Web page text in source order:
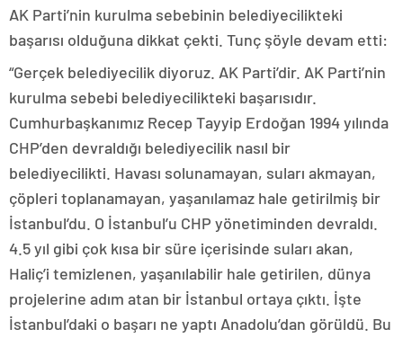
AK Parti’nin kurulma sebebinin belediyecilikteki
başarısı olduğuna dikkat çekti. Tunç şöyle devam etti:
“Gerçek belediyecilik diyoruz. AK Parti’dir. AK Parti’nin
kurulma sebebi belediyecilikteki başarısıdır.
Cumhurbaşkanımız Recep Tayyip Erdoğan 1994 yılında
CHP’den devraldığı belediyecilik nasıl bir
belediyecilikti. Havası solunamayan, suları akmayan,
çöpleri toplanamayan, yaşanılamaz hale getirilmiş bir
İstanbul’du. O İstanbul’u CHP yönetiminden devraldı.
4.5 yıl gibi çok kısa bir süre içerisinde suları akan,
Haliç’i temizlenen, yaşanılabilir hale getirilen, dünya
projelerine adım atan bir İstanbul ortaya çıktı. İşte
İstanbul’daki o başarı ne yaptı Anadolu’dan görüldü. Bu